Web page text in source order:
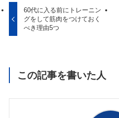
60代に入る前にトレーニン
グをして筋肉をつけておく
べき理由5つ
この記事を書いた人